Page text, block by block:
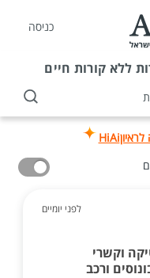
כניסה
ללא קורות חיים
HiAi
לפני יומיים
וקשרי
ורכב